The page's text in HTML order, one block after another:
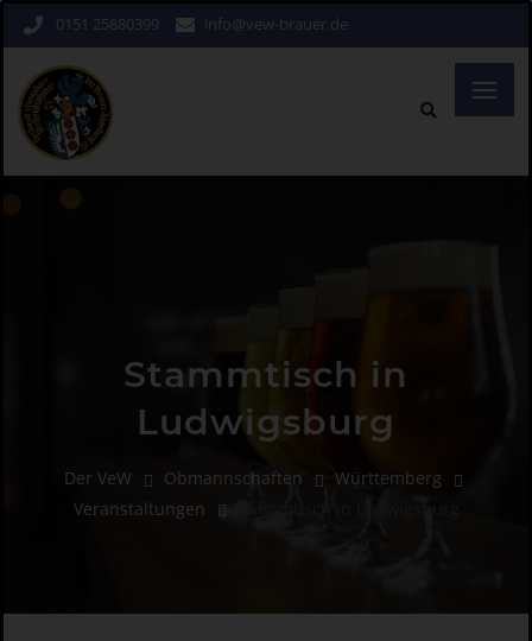
0151 25880399 info@vew-brauer.de
Stammtisch in
Ludwigsburg
Der VeW Obmannschaften
Württemberg
Veranstaltungen